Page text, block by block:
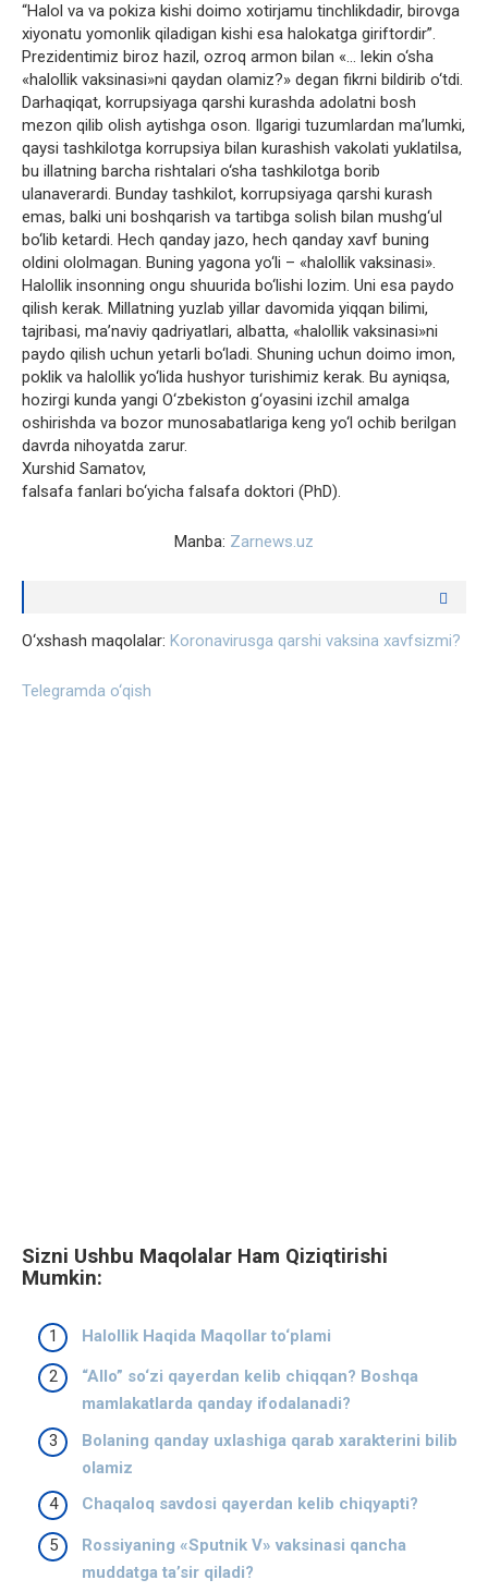
“Halol va va pokiza kishi doimo xotirjamu tinchlikdadir, birovga
xiyonatu yomonlik qiladigan kishi esa halokatga giriftordir”.
Prezidentimiz biroz hazil, ozroq armon bilan «… lekin o‘sha
«halollik vaksinasi»ni qaydan olamiz?» degan fikrni bildirib o‘tdi.
Darhaqiqat, korrupsiyaga qarshi kurashda adolatni bosh
mezon qilib olish aytishga oson. Ilgarigi tuzumlardan ma’lumki,
qaysi tashkilotga korrupsiya bilan kurashish vakolati yuklatilsa,
bu illatning barcha rishtalari o‘sha tashkilotga borib
ulanaverardi. Bunday tashkilot, korrupsiyaga qarshi kurash
emas, balki uni boshqarish va tartibga solish bilan mushg‘ul
bo‘lib ketardi. Hech qanday jazo, hech qanday xavf buning
oldini ololmagan. Buning yagona yo‘li – «halollik vaksinasi».
Halollik insonning ongu shuurida bo‘lishi lozim. Uni esa paydo
qilish kerak. Millatning yuzlab yillar davomida yiqqan bilimi,
tajribasi, ma’naviy qadriyatlari, albatta, «halollik vaksinasi»ni
paydo qilish uchun yetarli bo‘ladi. Shuning uchun doimo imon,
poklik va halollik yo‘lida hushyor turishimiz kerak. Bu ayniqsa,
hozirgi kunda yangi O‘zbekiston g‘oyasini izchil amalga
oshirishda va bozor munosabatlariga keng yo‘l ochib berilgan
davrda nihoyatda zarur.
Xurshid Samatov,
falsafa fanlari bo‘yicha falsafa doktori (PhD).
Manba: Zarnews.uz
O‘xshash maqolalar: Koronavirusga qarshi vaksina xavfsizmi?
Telegramda o‘qish
Sizni Ushbu Maqolalar Ham Qiziqtirishi
Mumkin:
Halollik Haqida Maqollar to‘plami
“Allo” so‘zi qayerdan kelib chiqqan? Boshqa
mamlakatlarda qanday ifodalanadi?
Bolaning qanday uxlashiga qarab xarakterini bilib
olamiz
Chaqaloq savdosi qayerdan kelib chiqyapti?
Rossiyaning «Sputnik V» vaksinasi qancha
muddatga ta’sir qiladi?